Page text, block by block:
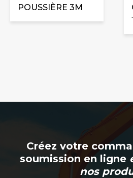
POUSSIÈRE 3M
choisies
sur
Créez votre
soumission en ligne
nos